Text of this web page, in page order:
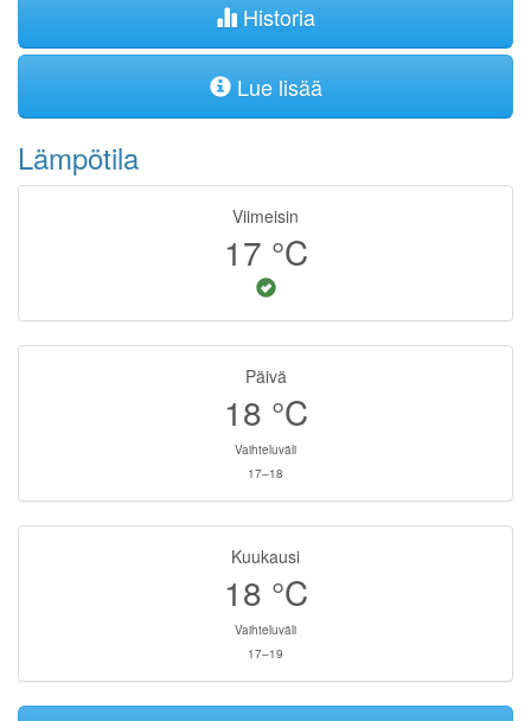
Historia
Lue lisää
Lämpötila
Viimeisin
17 °C
Päivä
18 °C
Vaihteluväli
17–18
Kuukausi
18 °C
Vaihteluväli
17–19